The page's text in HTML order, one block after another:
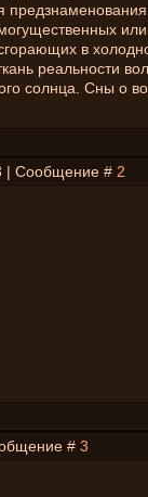
или
в
реальности
солнца. Сны о
| Сообщение # 2
# 3